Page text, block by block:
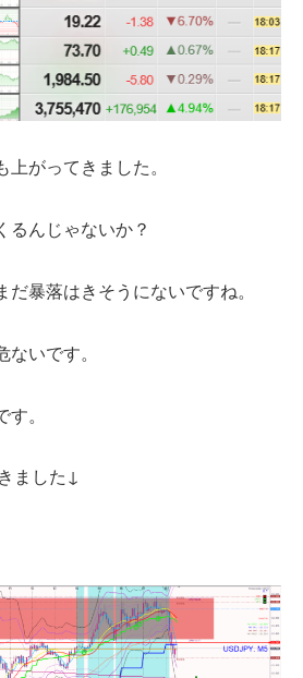
がってきました。
るんじゃないか？
暴落はきそうにないですね。
いです。
。
ました↓